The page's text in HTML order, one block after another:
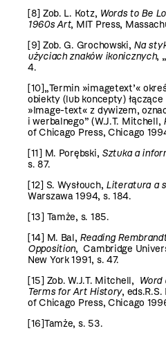
[8] Zob. L. Kotz, Words to Be
1960s Art, MIT Press,
[9] Zob. G. Grochowski, Na
użyciach znaków ikonicznych,
4.
[10]„Termin »imagetext’«
obiekty (lub koncepty)
»Image-text« z dywizem,
i werbalnego” (W.J.T. Mitchell,
of Chicago Press, Chicago
[11] M. Porębski, Sztuka a
s. 87.
[12] S. Wysłouch, Literatura a
Warszawa 1994, s. 184.
[13] Tamże, s. 185.
[14] M. Bal, Reading
Opposition, Cambridge
New York 1991, s. 47.
[15] Zob. W.J.T. Mitchell, Word
Terms for Art History,
of Chicago Press, Chicago
[16]Tamże, s. 53.